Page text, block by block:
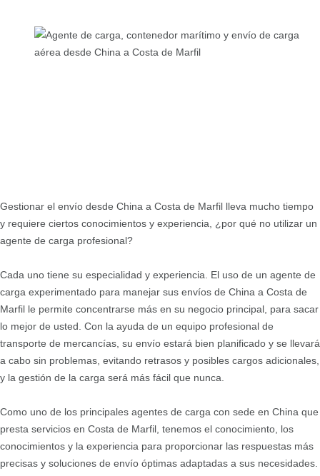
Gestionar el envío desde China a Costa de Marfil lleva mucho tiempo
y requiere ciertos conocimientos y experiencia, ¿por qué no utilizar un
agente de carga profesional?
Cada uno tiene su especialidad y experiencia. El uso de un agente de
carga experimentado para manejar sus envíos de China a Costa de
Marfil le permite concentrarse más en su negocio principal, para sacar
lo mejor de usted. Con la ayuda de un equipo profesional de
transporte de mercancías, su envío estará bien planificado y se llevará
a cabo sin problemas, evitando retrasos y posibles cargos adicionales,
y la gestión de la carga será más fácil que nunca.
Como uno de los principales agentes de carga con sede en China que
presta servicios en Costa de Marfil, tenemos el conocimiento, los
conocimientos y la experiencia para proporcionar las respuestas más
precisas y soluciones de envío óptimas adaptadas a sus necesidades.